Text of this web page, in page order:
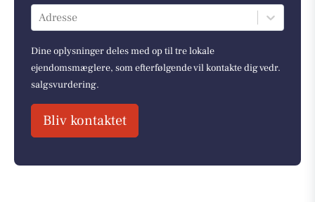
Adresse
Dine oplysninger deles med op til tre lokale
ejendomsmæglere, som efterfølgende vil kontakte dig vedr.
salgsvurdering.
Bliv kontaktet